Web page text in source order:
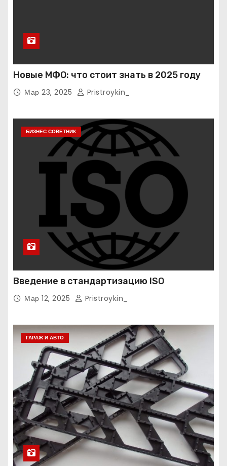
Новые МФО: что стоит знать в 2025 году
Мар 23, 2025 Pristroykin_
БИЗНЕС СОВЕТНИК
Введение в стандартизацию ISO
Мар 12, 2025 Pristroykin_
ГАРАЖ И АВТО